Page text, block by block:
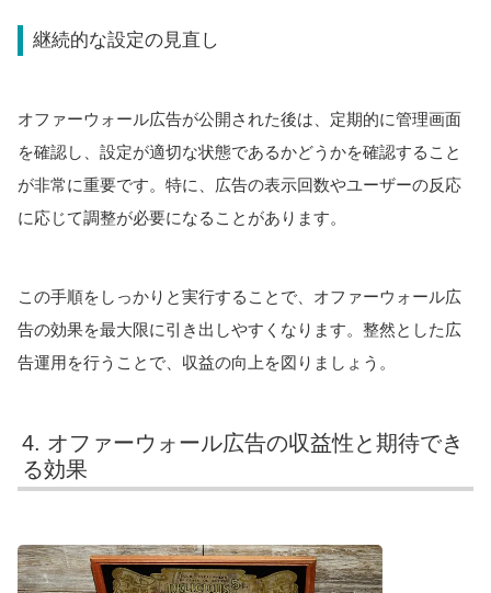
継続的な設定の見直し
オファーウォール広告が公開された後は、定期的に管理画面
を確認し、設定が適切な状態であるかどうかを確認すること
が非常に重要です。特に、広告の表示回数やユーザーの反応
に応じて調整が必要になることがあります。
この手順をしっかりと実行することで、オファーウォール広
告の効果を最大限に引き出しやすくなります。整然とした広
告運用を行うことで、収益の向上を図りましょう。
4. オファーウォール広告の収益性と期待でき
る効果